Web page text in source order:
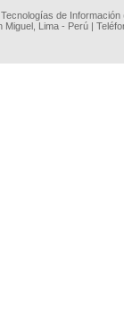
de
Miguel, Lima - Perú |